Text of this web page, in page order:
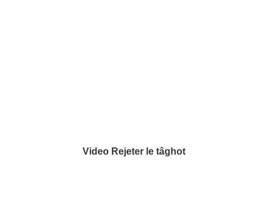
Video Rejeter le tâghot